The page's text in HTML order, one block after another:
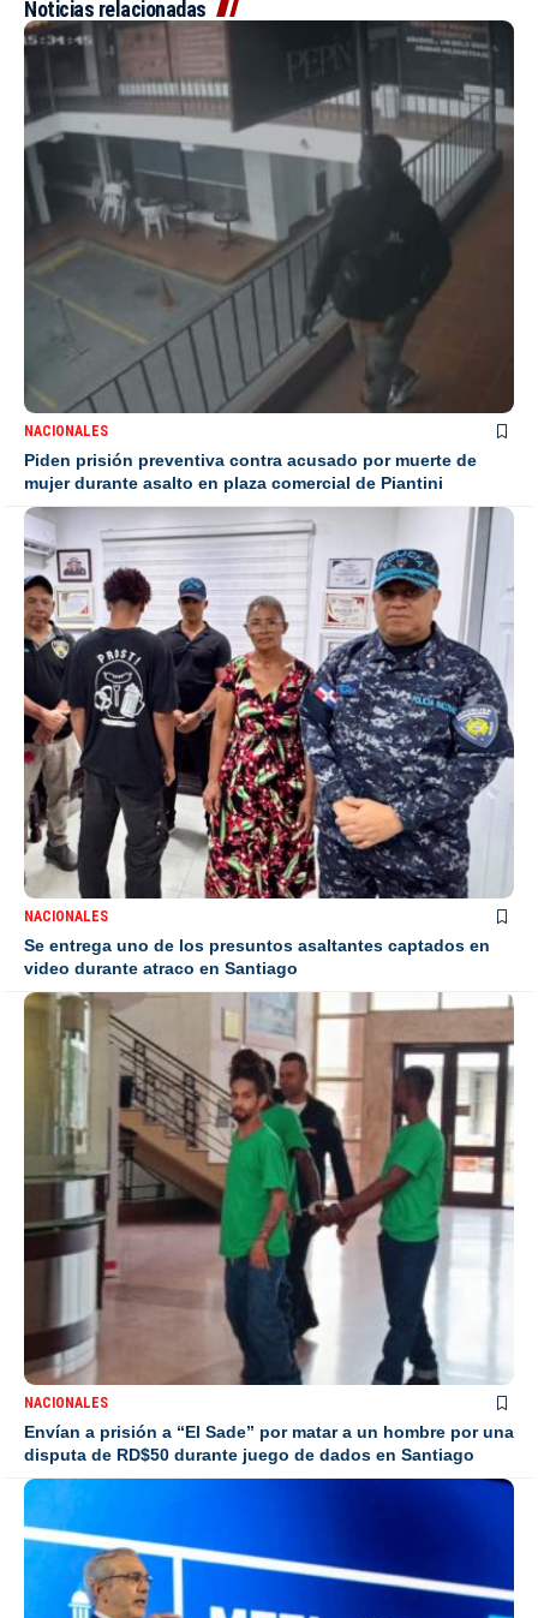
Noticias relacionadas
NACIONALES
Piden prisión preventiva contra acusado por muerte de
mujer durante asalto en plaza comercial de Piantini
NACIONALES
Se entrega uno de los presuntos asaltantes captados en
video durante atraco en Santiago
NACIONALES
Envían a prisión a “El Sade” por matar a un hombre por una
disputa de RD$50 durante juego de dados en Santiago